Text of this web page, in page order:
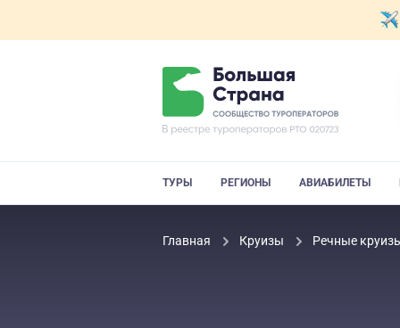
ТУРЫ РЕГИОНЫ АВИАБИЛЕТЫ
Главная Круизы Речные